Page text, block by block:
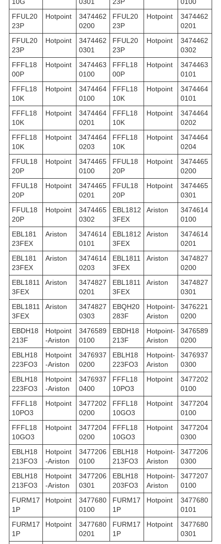
10G 0301 23P
0100
FFUL20
23P
Hotpoint
3474462
0200
FFUL20
23P
Hotpoint
3474462
0201
FFUL20
23P
Hotpoint
3474462
0301
FFUL20
23P
Hotpoint
3474462
0302
FFFL18
00P
Hotpoint
3474463
0100
FFFL18
00P
Hotpoint
3474463
0101
FFFL18
10K
Hotpoint
3474464
0100
FFFL18
10K
Hotpoint
3474464
0101
FFFL18
10K
Hotpoint
3474464
0201
FFFL18
10K
Hotpoint
3474464
0202
FFFL18
10K
Hotpoint
3474464
0203
FFFL18
10K
Hotpoint
3474464
0204
FFUL18
20P
Hotpoint
3474465
0100
FFUL18
20P
Hotpoint
3474465
0200
FFUL18
20P
Hotpoint
3474465
0201
FFUL18
20P
Hotpoint
3474465
0301
FFUL18
20P
Hotpoint
3474465
0302
EBL1812
3FEX
Ariston
3474614
0100
EBL181
23FEX
Ariston
3474614
0101
EBL1812
3FEX
Ariston
3474614
0201
EBL181
23FEX
Ariston
3474614
0203
EBL1811
3FEX
Ariston
3474827
0200
EBL1811
3FEX
Ariston
3474827
0201
EBL1811
3FEX
Ariston
3474827
0301
EBL1811
3FEX
Ariston
3474827
0303
EBQH20
283F
Hotpoint-
Ariston
3476221
0200
EBDH18
213F
Hotpoint
-Ariston
3476589
0100
EBDH18
213F
Hotpoint-
Ariston
3476589
0200
EBLH18
223FO3
Hotpoint
-Ariston
3476937
0200
EBLH18
223FO3
Hotpoint-
Ariston
3476937
0300
EBLH18
223FO3
Hotpoint
-Ariston
3476937
0400
FFFL18
10PO3
Hotpoint
3477202
0100
FFFL18
10PO3
Hotpoint
3477202
0200
FFFL18
10GO3
Hotpoint
3477204
0100
FFFL18
10GO3
Hotpoint
3477204
0200
FFFL18
10GO3
Hotpoint
3477204
0300
EBLH18
213FO3
Hotpoint
-Ariston
3477206
0100
EBLH18
213FO3
Hotpoint-
Ariston
3477206
0300
EBLH18
213FO3
Hotpoint
-Ariston
3477206
0301
EBLH18
203FO3
Hotpoint-
Ariston
3477207
0100
FURM17
1P
Hotpoint
3477680
0100
FURM17
1P
Hotpoint
3477680
0101
FURM17
1P
Hotpoint
3477680
0201
FURM17
1P
Hotpoint
3477680
0301